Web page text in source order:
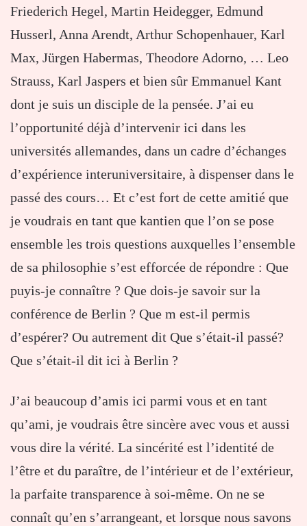
Friederich Hegel, Martin Heidegger, Edmund
Husserl, Anna Arendt, Arthur Schopenhauer, Karl
Max, Jürgen Habermas, Theodore Adorno, … Leo
Strauss, Karl Jaspers et bien sûr Emmanuel Kant
dont je suis un disciple de la pensée. J’ai eu
l’opportunité déjà d’intervenir ici dans les
universités allemandes, dans un cadre d’échanges
d’expérience interuniversitaire, à dispenser dans le
passé des cours… Et c’est fort de cette amitié que
je voudrais en tant que kantien que l’on se pose
ensemble les trois questions auxquelles l’ensemble
de sa philosophie s’est efforcée de répondre : Que
puyis-je connaître ? Que dois-je savoir sur la
conférence de Berlin ? Que m est-il permis
d’espérer? Ou autrement dit Que s’était-il passé?
Que s’était-il dit ici à Berlin ?
J’ai beaucoup d’amis ici parmi vous et en tant
qu’ami, je voudrais être sincère avec vous et aussi
vous dire la vérité. La sincérité est l’identité de
l’être et du paraître, de l’intérieur et de l’extérieur,
la parfaite transparence à soi-même. On ne se
connaît qu’en s’arrangeant, et lorsque nous savons